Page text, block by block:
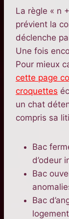
La règle « n
prévient la
déclenche
Une fois
Pour mieux
cette page
croquettes
un chat
compris sa
Bac
d’odeur
Bac
Bac